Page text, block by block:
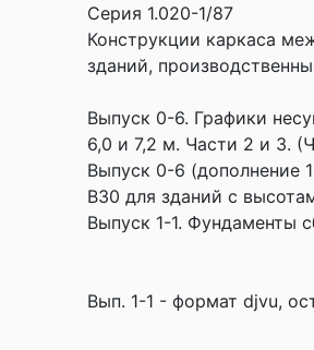
Серия 1.020-1/87
Конструкции каркаса
зданий,
Выпуск 0-6. Графики
6,0 и 7,2 м. Части 2 и 3.
Выпуск 0-6 (дополнение
В30 для зданий с
Выпуск 1-1. Фундаменты
Вып. 1-1 - формат djvu,